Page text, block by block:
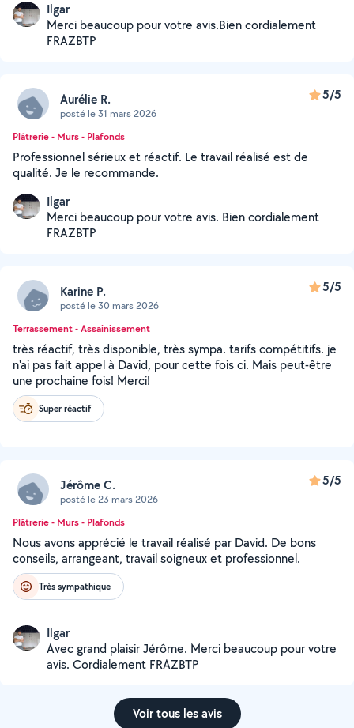
Ilgar
Merci beaucoup pour votre avis.Bien cordialement
FRAZBTP
Aurélie R.
posté le 31 mars 2026
5/5
Plâtrerie - Murs - Plafonds
Professionnel sérieux et réactif. Le travail réalisé est de
qualité. Je le recommande.
Ilgar
Merci beaucoup pour votre avis. Bien cordialement
FRAZBTP
Karine P.
posté le 30 mars 2026
5/5
Terrassement - Assainissement
très réactif, très disponible, très sympa. tarifs compétitifs. je
n'ai pas fait appel à David, pour cette fois ci. Mais peut-être
une prochaine fois! Merci!
Super réactif
Jérôme C.
posté le 23 mars 2026
5/5
Plâtrerie - Murs - Plafonds
Nous avons apprécié le travail réalisé par David. De bons
conseils, arrangeant, travail soigneux et professionnel.
Très sympathique
Ilgar
Avec grand plaisir Jérôme. Merci beaucoup pour votre
avis. Cordialement FRAZBTP
Voir tous les avis